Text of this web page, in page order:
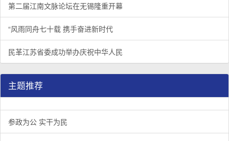
第二届江南文脉论坛在无锡隆重开幕
“风雨同舟七十载 携手奋进新时代
民革江苏省委成功举办庆祝中华人民
主题推荐
参政为公 实干为民